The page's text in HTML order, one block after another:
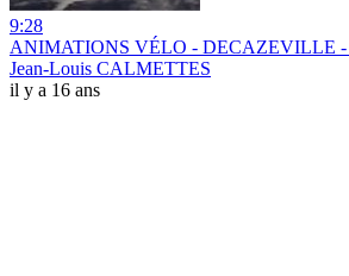
9:28
ANIMATIONS VÉLO - DECAZEVILLE -
Jean-Louis CALMETTES
il y a 16 ans